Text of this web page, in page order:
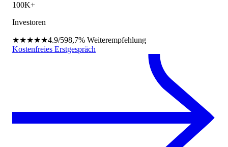
100K+
Investoren
★★★★★4.9/598,7% Weiterempfehlung
Kostenfreies Erstgespräch